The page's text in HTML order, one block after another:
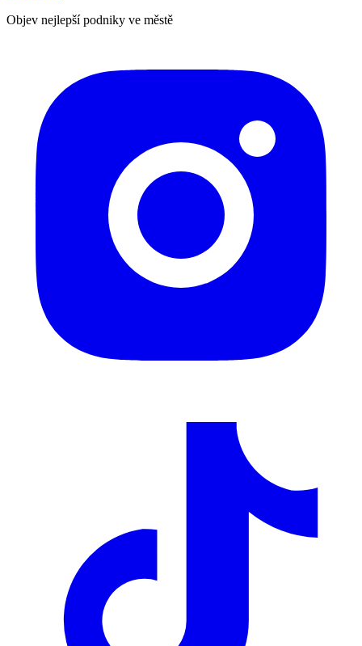
Objev nejlepší podniky ve městě